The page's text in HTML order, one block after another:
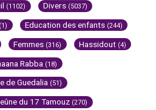
(1102) Divers (5037)
(1) Education des enfants (244)
Femmes (316) Hassidout (4)
Rabba (18)
de Guedalia (51)
du 17 Tamouz (270)